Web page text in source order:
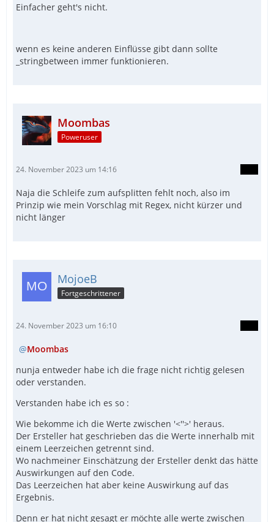
Einfacher geht's nicht.
wenn es keine anderen Einflüsse gibt dann sollte
_stringbetween immer funktionieren.
Moombas
Poweruser
24. November 2023 um 14:16
Naja die Schleife zum aufsplitten fehlt noch, also im
Prinzip wie mein Vorschlag mit Regex, nicht kürzer und
nicht länger
MojoeB
Fortgeschrittener
24. November 2023 um 16:10
Moombas
nunja entweder habe ich die frage nicht richtig gelesen
oder verstanden.
Verstanden habe ich es so :
Wie bekomme ich die Werte zwischen '<''>' heraus.
Der Ersteller hat geschrieben das die Werte innerhalb mit
einem Leerzeichen getrennt sind.
Wo nachmeiner Einschätzung der Ersteller denkt das hätte
Auswirkungen auf den Code.
Das Leerzeichen hat aber keine Auswirkung auf das
Ergebnis.
Denn er hat nicht gesagt er möchte alle werte zwischen